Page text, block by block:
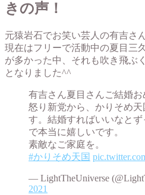
きの声！
元猿岩石でお笑い芸人の有吉さ
現在はフリーで活動中の夏目三
が多かった中、それも吹き飛ぶ
となりました^^
有吉さん夏目さんご結婚お
怒り新党から、かりそめ
す。結婚すればいいなと
で本当に嬉しいです。
素敵なご家庭を。
#かりそめ天国
— LightTheUniverse
2021